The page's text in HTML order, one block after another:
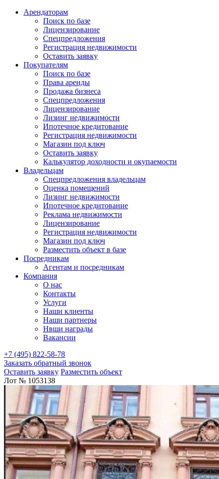
Арендаторам
Поиск по базе
Лицензирование
Спецпредложения
Регистрация недвижимости
Оставить заявку
Покупателям
Поиск по базе
Права аренды
Продажа бизнеса
Спецпредложения
Лицензирование
Лизинг недвижимости
Ипотечное кредитование
Регистрация недвижимости
Магазин под ключ
Оставить заявку
Калькулятор доходности и окупаемости
Владельцам
Спецпредложения владельцам
Оценка помещений
Лизинг недвижимости
Ипотечное кредитование
Реклама недвижимости
Лицензирование
Регистрация недвижимости
Магазин под ключ
Разместить объект в базе
Посредникам
Агентам и посредникам
Компания
О нас
Контакты
Услуги
Наши клиенты
Наши партнеры
Нвши награды
Вакансии
+7 (495) 822-58-78
Заказать обратный звонок
Оставить заявку Разместить объект
Лот № 1053138